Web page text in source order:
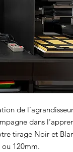
de
dans
tirage Noir et
120mm.